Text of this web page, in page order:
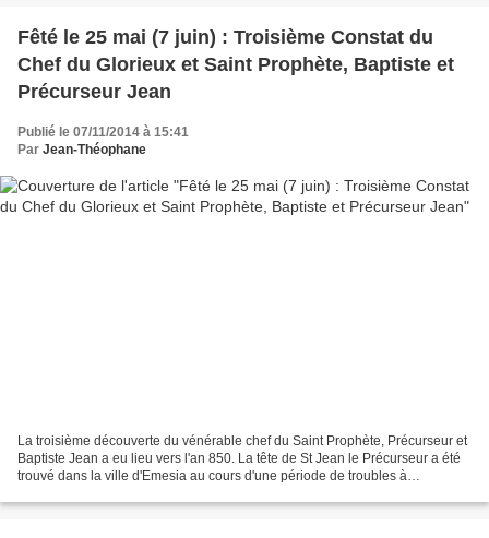
Fêté le 25 mai (7 juin) : Troisième Constat du
Chef du Glorieux et Saint Prophète, Baptiste et
Précurseur Jean
Publié le 07/11/2014 à 15:41
Par Jean-Théophane
La troisième découverte du vénérable chef du Saint Prophète, Précurseur et
Baptiste Jean a eu lieu vers l'an 850. La tête de St Jean le Précurseur a été
trouvé dans la ville d'Emesia au cours d'une période de troubles à